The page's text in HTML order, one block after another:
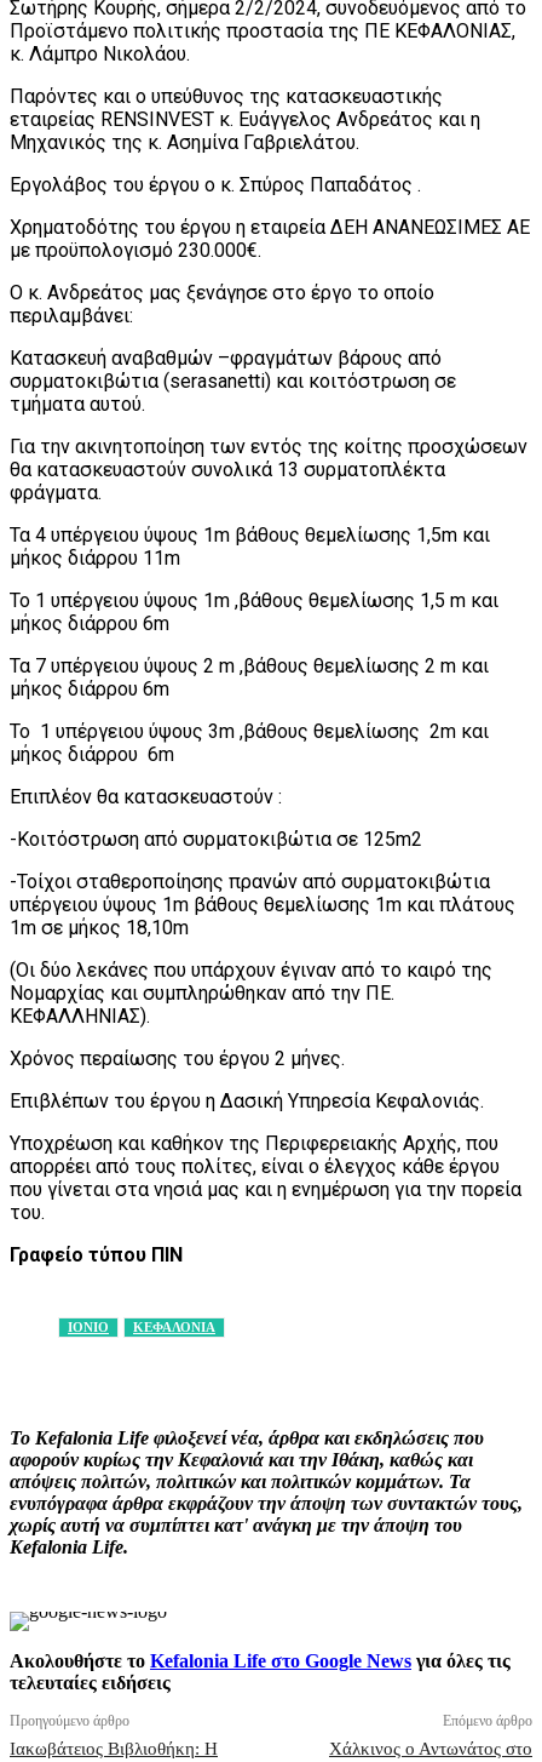
Σωτήρης Κουρής, σήμερα 2/2/2024, συνοδευόμενος από το
Προϊστάμενο πολιτικής προστασία της ΠΕ ΚΕΦΑΛΟΝΙΑΣ,
κ. Λάμπρο Νικολάου.
Παρόντες και ο υπεύθυνος της κατασκευαστικής
εταιρείας RENSINVEST κ. Ευάγγελος Ανδρεάτος και η
Μηχανικός της κ. Ασημίνα Γαβριελάτου.
Εργολάβος του έργου ο κ. Σπύρος Παπαδάτος .
Χρηματοδότης του έργου η εταιρεία ΔΕΗ ΑΝΑΝΕΩΣΙΜΕΣ ΑΕ
με προϋπολογισμό 230.000€.
Ο κ. Ανδρεάτος μας ξενάγησε στο έργο το οποίο
περιλαμβάνει:
Κατασκευή αναβαθμών –φραγμάτων βάρους από
συρματοκιβώτια (serasanetti) και κοιτόστρωση σε
τμήματα αυτού.
Για την ακινητοποίηση των εντός της κοίτης προσχώσεων
θα κατασκευαστούν συνολικά 13 συρματοπλέκτα
φράγματα.
Τα 4 υπέργειου ύψους 1m βάθους θεμελίωσης 1,5m και
μήκος διάρρου 11m
Το 1 υπέργειου ύψους 1m ,βάθους θεμελίωσης 1,5 m και
μήκος διάρρου 6m
Τα 7 υπέργειου ύψους 2 m ,βάθους θεμελίωσης 2 m και
μήκος διάρρου 6m
Το 1 υπέργειου ύψους 3m ,βάθους θεμελίωσης 2m και
μήκος διάρρου 6m
Επιπλέον θα κατασκευαστούν :
-Κοιτόστρωση από συρματοκιβώτια σε 125m2
-Τοίχοι σταθεροποίησης πρανών από συρματοκιβώτια
υπέργειου ύψους 1m βάθους θεμελίωσης 1m και πλάτους
1m σε μήκος 18,10m
(Οι δύο λεκάνες που υπάρχουν έγιναν από το καιρό της
Νομαρχίας και συμπληρώθηκαν από την ΠΕ.
ΚΕΦΑΛΛΗΝΙΑΣ).
Χρόνος περαίωσης του έργου 2 μήνες.
Επιβλέπων του έργου η Δασική Υπηρεσία Κεφαλονιάς.
Υποχρέωση και καθήκον της Περιφερειακής Αρχής, που
απορρέει από τους πολίτες, είναι ο έλεγχος κάθε έργου
που γίνεται στα νησιά μας και η ενημέρωση για την πορεία
του.
Γραφείο τύπου ΠΙΝ
ΙΟΝΙΟ ΚΕΦΑΛΟΝΙΑ
Το Kefalonia Life φιλοξενεί νέα, άρθρα και εκδηλώσεις που
αφορούν κυρίως την Κεφαλονιά και την Ιθάκη, καθώς και
απόψεις πολιτών, πολιτικών και πολιτικών κομμάτων. Τα
ενυπόγραφα άρθρα εκφράζουν την άποψη των συντακτών τους,
χωρίς αυτή να συμπίπτει κατ' ανάγκη με την άποψη του
Kefalonia Life.
Ακολουθήστε το Kefalonia Life στο Google News για όλες τις
τελευταίες ειδήσεις
Προηγούμενο άρθρο
Ιακωβάτειος Βιβλιοθήκη: Η
Επόμενο άρθρο
Χάλκινος ο Αντωνάτος στο